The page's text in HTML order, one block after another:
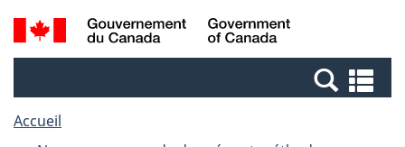
Passer
au
Passer
à
Canada
Recherche
et
et
Accueil